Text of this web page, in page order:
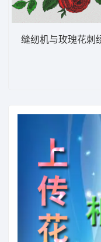
缝纫机与玫瑰花刺